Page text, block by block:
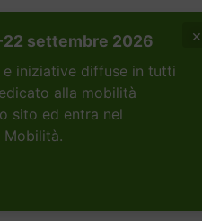
22 settembre 2026
iniziative diffuse in tutti
alla mobilità
sito ed entra nel
Mobilità.
×